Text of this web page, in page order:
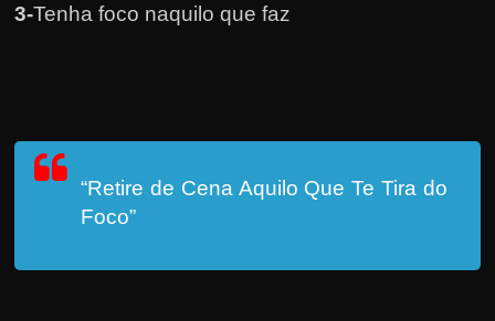
3-Tenha foco naquilo que faz
“Retire de Cena Aquilo Que Te Tira do
Foco”